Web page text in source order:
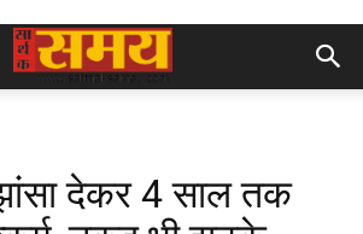
देकर 4 साल तक